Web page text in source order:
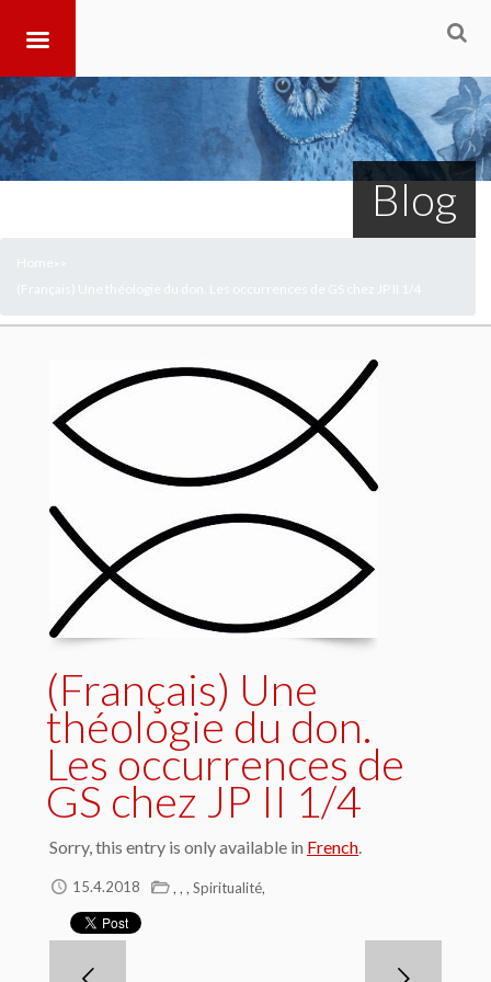
Blog
(Français) Une
théologie du don.
Les occurrences de
GS chez JP II 1/4
Sorry, this entry is only available in French.
15.4.2018 , , , Spiritualité,